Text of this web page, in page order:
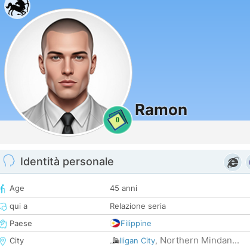
0
Ramon
Identità personale
Age
45 anni
qui a
Relazione seria
Paese
Filippine
City
Iligan City, Northern Mindan...